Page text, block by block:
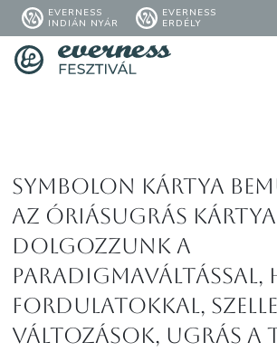
EVERNESS
INDIÁN NYÁR
EVERNESS
ERDÉLY
Symbolon kártya
Az Óriásugrás
dolgozzunk a
paradigmaváltással,
fordulatokkal,
változások, ugrás a